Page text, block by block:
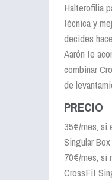
Halterofilia
técnica y
decides
Aarón te
combinar
de
PRECIO
35€/mes, si
Singular
70€/mes, si
CrossFit